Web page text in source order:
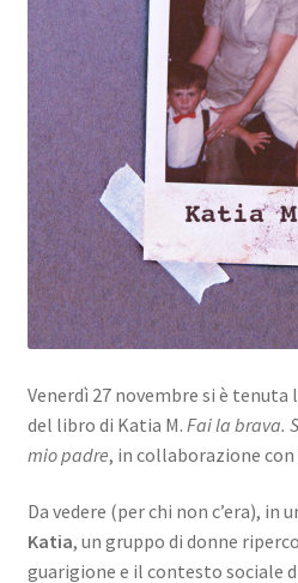
Venerdì 27 novembre si è
del libro di Katia M. Fai la brava.
mio padre, in collaborazione con
Da vedere (per chi non c’era), in
Katia, un gruppo di donne
guarigione e il contesto sociale